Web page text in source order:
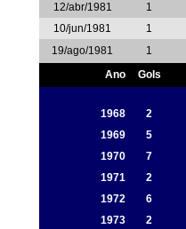
12/abr/1981
1
10/jun/1981
1
19/ago/1981
1
Ano
Gols
1968 2
1969
5
1970
7
1971
2
1972
6
1973
2